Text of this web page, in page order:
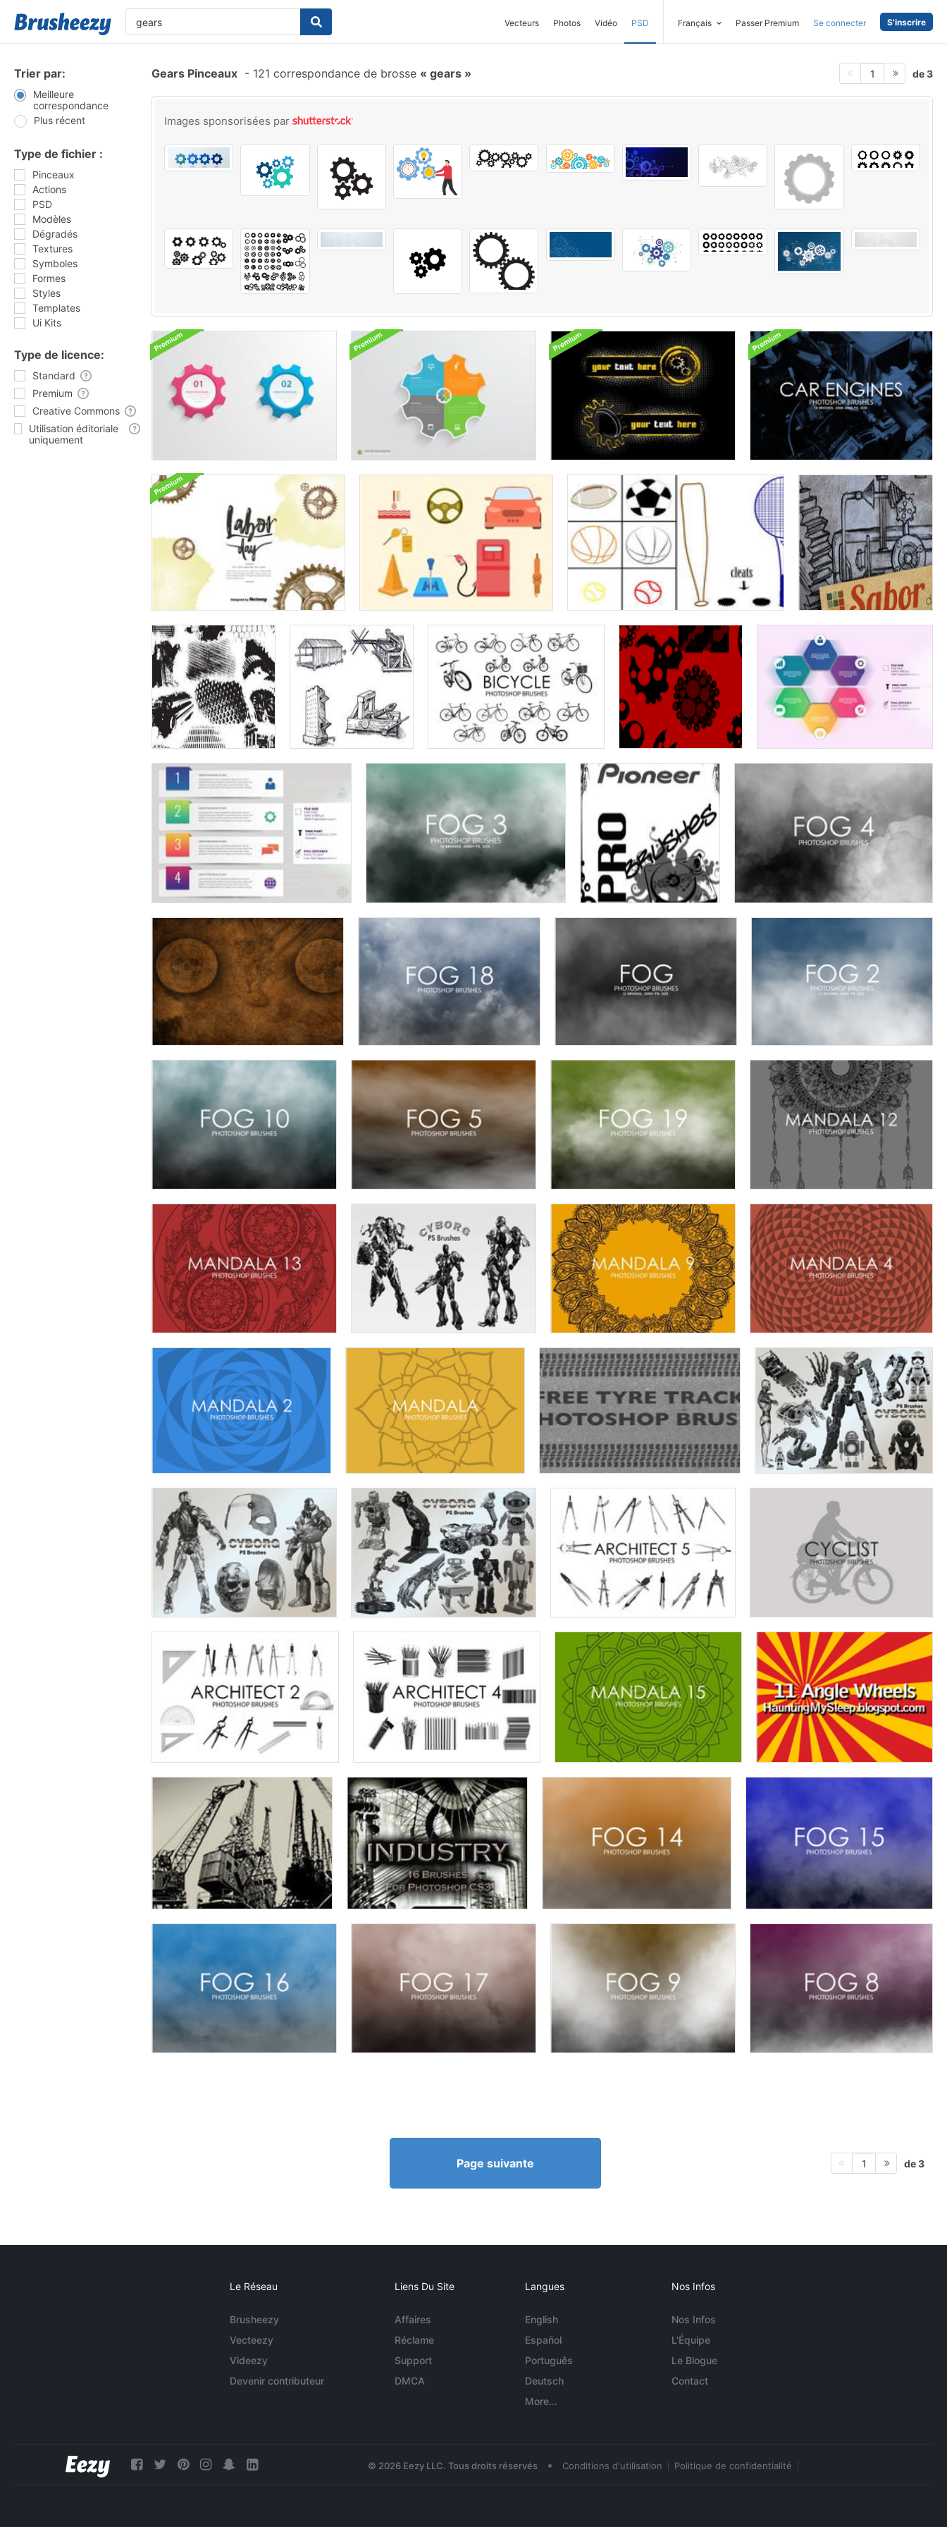
Vecteurs Photos Vidéo PSD Français Passer Premium Se connecter S'inscrire
Trier par:
Meilleure
correspondance
Plus récent
Type de fichier :
Pinceaux
Actions
PSD
Modèles
Dégradés
Textures
Symboles
Formes
Styles
Templates
Ui Kits
Type de licence:
Standard
Premium
Creative Commons
Utilisation éditoriale
uniquement
Gears Pinceaux - 121 correspondance de brosse gears 1 de 3
Images sponsorisées par
Page suivante 1 de 3
Le Réseau
Brusheezy
Vecteezy
Videezy
Devenir contributeur
Liens Du Site
Affaires
Réclame
Support
DMCA
Langues
English
Español
Português
Deutsch
More...
Nos Infos
Nos Infos
L'Équipe
Le Blogue
Contact
© 2026 Eezy LLC. Tous droits réservés • Conditions d'utilisation Politique de confidentialité